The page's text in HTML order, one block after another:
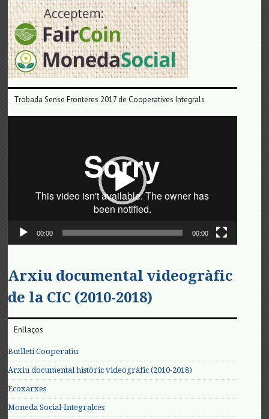
Trobada Sense Fronteres 2017 de Cooperatives Integrals
00:00 00:00
Arxiu documental videogràfic
de la CIC (2010-2018)
Enllaços
Butlletí Cooperatiu
Arxiu documental històric videogràfic (2010-2018)
Ecoxarxes
Moneda Social-Integralces